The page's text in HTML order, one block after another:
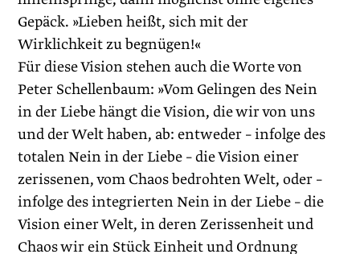
Gepäck. »Lieben heißt, sich mit der
Wirklichkeit zu begnügen!«
Für diese Vision stehen auch die Worte von
Peter Schellenbaum: »Vom Gelingen des Nein
in der Liebe hängt die Vision, die wir von uns
und der Welt haben, ab: entweder – infolge des
totalen Nein in der Liebe – die Vision einer
zerissenen, vom Chaos bedrohten Welt, oder –
infolge des integrierten Nein in der Liebe – die
Vision einer Welt, in deren Zerissenheit und
Chaos wir ein Stück Einheit und Ordnung